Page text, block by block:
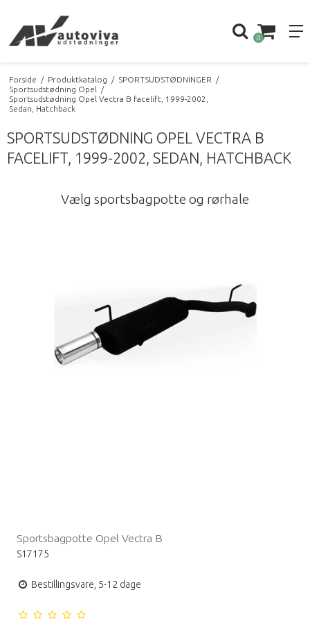
0
Forside / Produktkatalog / SPORTSUDSTØDNINGER
/
Sportsudstødning Opel
/
Sportsudstødning Opel Vectra B facelift, 1999-2002,
Sedan, Hatchback
SPORTSUDSTØDNING OPEL VECTRA B
FACELIFT, 1999-2002, SEDAN, HATCHBACK
Vælg sportsbagpotte og rørhale
Sportsbagpotte Opel Vectra B
S17175
Bestillingsvare, 5-12 dage